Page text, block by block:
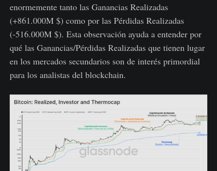
enormemente tanto las Ganancias Realizadas
(+861.000M $) como por las Pérdidas Realizadas
(-516.000M $). Esta observación ayuda a entender por
qué las Ganancias/Pérdidas Realizadas que tienen lugar
en los mercados secundarios son de interés primordial
para los analistas del blockchain.